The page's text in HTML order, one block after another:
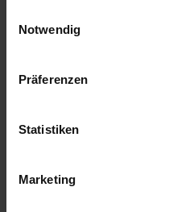
Cookies, wenn Sie unsere
Notwendig
Präferenzen
Statistiken
Marketing
These are high quality NTN
Evaluations